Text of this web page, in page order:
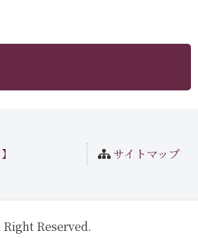
サイトマップ
Reserved.